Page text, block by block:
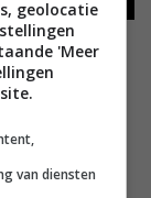
in het
te
lamp zit een
nadat de
(in kleur!),
Ook is er
geolocatie
'Meer
van diensten